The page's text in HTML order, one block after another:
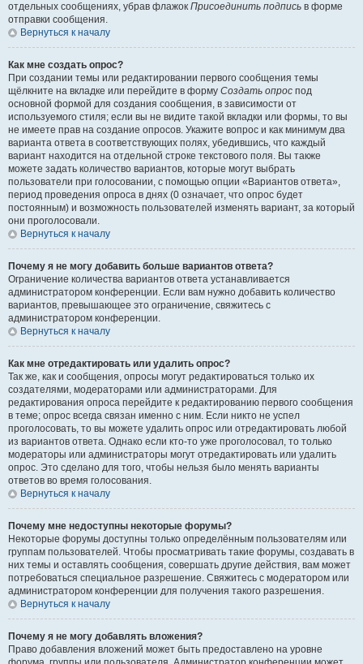
отдельных сообщениях, убрав флажок Присоединить подпись в форме
отправки сообщения.
Вернуться к началу
Как мне создать опрос?
При создании темы или редактировании первого сообщения темы
щёлкните на вкладке или перейдите в форму Создать опрос под
основной формой для создания сообщения, в зависимости от
используемого стиля; если вы не видите такой вкладки или формы, то вы
не имеете прав на создание опросов. Укажите вопрос и как минимум два
варианта ответа в соответствующих полях, убедившись, что каждый
вариант находится на отдельной строке текстового поля. Вы также
можете задать количество вариантов, которые могут выбрать
пользователи при голосовании, с помощью опции «Вариантов ответа»,
период проведения опроса в днях (0 означает, что опрос будет
постоянным) и возможность пользователей изменять вариант, за который
они проголосовали.
Вернуться к началу
Почему я не могу добавить больше вариантов ответа?
Ограничение количества вариантов ответа устанавливается
администратором конференции. Если вам нужно добавить количество
вариантов, превышающее это ограничение, свяжитесь с
администратором конференции.
Вернуться к началу
Как мне отредактировать или удалить опрос?
Так же, как и сообщения, опросы могут редактироваться только их
создателями, модераторами или администраторами. Для
редактирования опроса перейдите к редактированию первого сообщения
в теме; опрос всегда связан именно с ним. Если никто не успел
проголосовать, то вы можете удалить опрос или отредактировать любой
из вариантов ответа. Однако если кто-то уже проголосовал, то только
модераторы или администраторы могут отредактировать или удалить
опрос. Это сделано для того, чтобы нельзя было менять варианты
ответов во время голосования.
Вернуться к началу
Почему мне недоступны некоторые форумы?
Некоторые форумы доступны только определённым пользователям или
группам пользователей. Чтобы просматривать такие форумы, создавать в
них темы и оставлять сообщения, совершать другие действия, вам может
потребоваться специальное разрешение. Свяжитесь с модератором или
администратором конференции для получения такого разрешения.
Вернуться к началу
Почему я не могу добавлять вложения?
Право добавления вложений может быть предоставлено на уровне